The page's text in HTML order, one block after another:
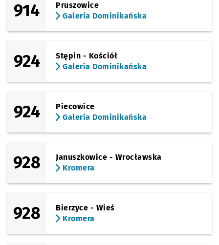
914
Pruszowice
Galeria Dominikańska
924
Stępin - Kościół
Galeria Dominikańska
924
Piecowice
Galeria Dominikańska
928
Januszkowice - Wrocławska
Kromera
928
Bierzyce - Wieś
Kromera